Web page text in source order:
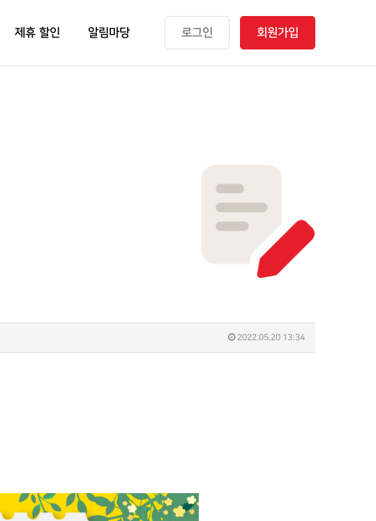
제휴 할인 알림마당 로그인 회원가입
2022.05.20 13:34